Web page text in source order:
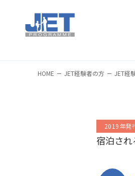
HOME JET経験者の方 JET経
2019年発
宿泊さ